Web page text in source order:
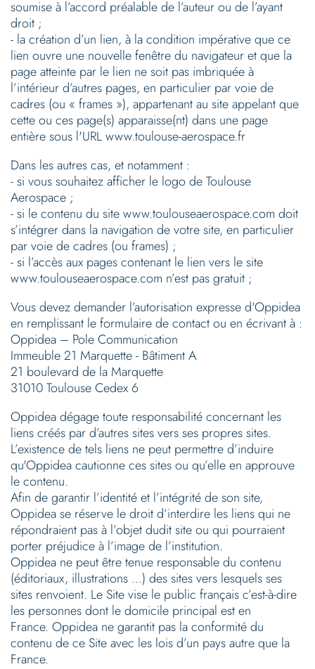
soumise à l’accord préalable de l’auteur ou de l’ayant
droit ;
- la création d’un lien, à la condition impérative que ce
lien ouvre une nouvelle fenêtre du navigateur et que la
page atteinte par le lien ne soit pas imbriquée à
l’intérieur d’autres pages, en particulier par voie de
cadres (ou « frames »), appartenant au site appelant que
cette ou ces page(s) apparaisse(nt) dans une page
entière sous l'URL www.toulouse-aerospace.fr
Dans les autres cas, et notamment :
- si vous souhaitez afficher le logo de Toulouse
Aerospace ;
- si le contenu du site www.toulouseaerospace.com doit
s’intégrer dans la navigation de votre site, en particulier
par voie de cadres (ou frames) ;
- si l’accès aux pages contenant le lien vers le site
www.toulouseaerospace.com n’est pas gratuit ;
Vous devez demander l’autorisation expresse d'Oppidea
en remplissant le formulaire de contact ou en écrivant à :
Oppidea – Pole Communication
Immeuble 21 Marquette - Bâtiment A
21 boulevard de la Marquette
31010 Toulouse Cedex 6
Oppidea dégage toute responsabilité concernant les
liens créés par d’autres sites vers ses propres sites.
L’existence de tels liens ne peut permettre d’induire
qu'Oppidea cautionne ces sites ou qu’elle en approuve
le contenu.
Afin de garantir l’identité et l’intégrité de son site,
Oppidea se réserve le droit d’interdire les liens qui ne
répondraient pas à l’objet dudit site ou qui pourraient
porter préjudice à l’image de l’institution.
Oppidea ne peut être tenue responsable du contenu
(éditoriaux, illustrations ...) des sites vers lesquels ses
sites renvoient. Le Site vise le public français c’est-à-dire
les personnes dont le domicile principal est en
France. Oppidea ne garantit pas la conformité du
contenu de ce Site avec les lois d’un pays autre que la
France.